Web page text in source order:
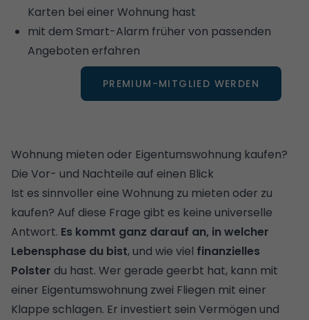
Karten bei einer Wohnung hast
mit dem Smart-Alarm früher von passenden
Angeboten erfahren
PREMIUM-MITGLIED WERDEN
Wohnung mieten oder Eigentumswohnung kaufen?
Die Vor- und Nachteile auf einen Blick
Ist es sinnvoller eine Wohnung zu mieten oder zu
kaufen? Auf diese Frage gibt es keine universelle
Antwort. Es kommt ganz darauf an, in welcher
Lebensphase du bist, und wie viel finanzielles
Polster du hast. Wer gerade geerbt hat, kann mit
einer Eigentumswohnung zwei Fliegen mit einer
Klappe schlagen. Er investiert sein Vermögen und